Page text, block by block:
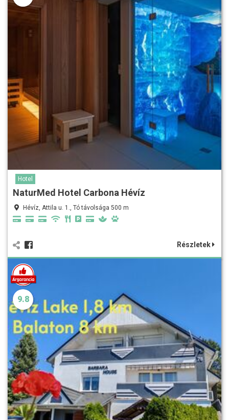
Hotel
NaturMed Hotel Carbona Hévíz
Hévíz, Attila u. 1., Tó távolsága 500 m
Részletek
9.8